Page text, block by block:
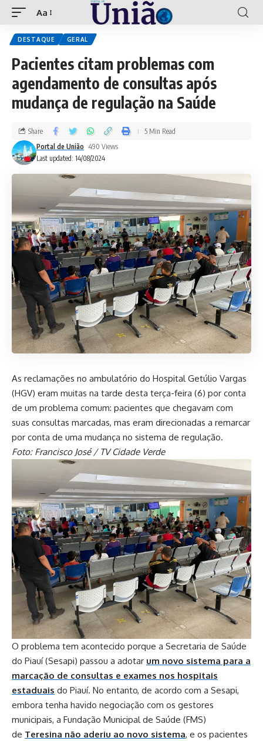
Aa
DESTAQUE GERAL
Pacientes citam problemas com
agendamento de consultas após
mudança de regulação na Saúde
Last updated: 14/08/2024
Portal de União 490 Views
Share 5 Min Read
As reclamações no ambulatório do Hospital Getúlio Vargas
(HGV) eram muitas na tarde desta terça-feira (6) por conta
de um problema comum: pacientes que chegavam com
suas consultas marcadas, mas eram direcionadas a remarcar
por conta de uma mudança no sistema de regulação.
Foto: Francisco José / TV Cidade Verde
O problema tem acontecido porque a Secretaria de Saúde
do Piauí (Sesapi) passou a adotar um novo sistema para a
marcação de consultas e exames nos hospitais
estaduais do Piauí. No entanto, de acordo com a Sesapi,
embora tenha havido negociação com os gestores
municipais, a Fundação Municipal de Saúde (FMS)
de Teresina não aderiu ao novo sistema, e os pacientes